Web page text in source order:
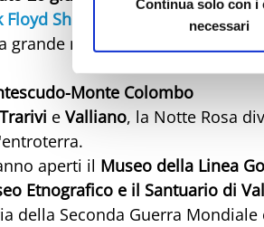
Continua solo con i
necessari
Floyd Show
, un omaggio alla
grande musica.
Monte Colombo
Trarivi e Valliano, la Notte Rosa
aperti il Museo della Linea
Etnografico e il Santuario di
della Seconda Guerra